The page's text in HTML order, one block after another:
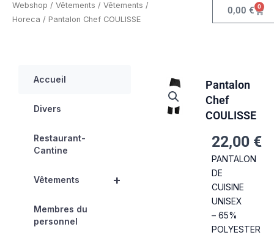
Webshop / Vêtements / Vêtements /
Horeca / Pantalon Chef COULISSE
0,00 € 0
Accueil
Divers
Restaurant-
Cantine
+
Vêtements
Membres du
personnel
Pantalon
Chef
COULISSE
22,00 €
PANTALON
DE
CUISINE
UNISEX
– 65%
POLYESTER